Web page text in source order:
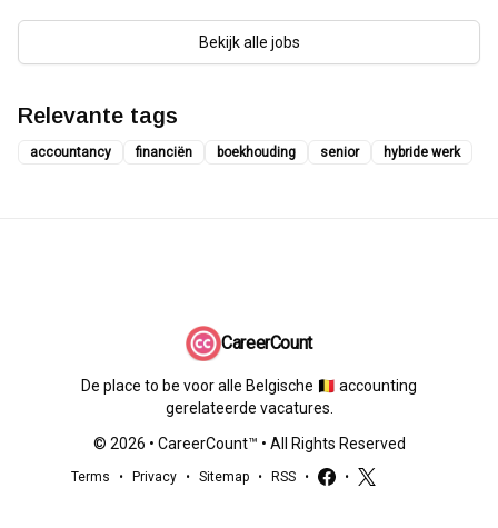
Bekijk alle jobs
Relevante tags
accountancy financiën boekhouding senior hybride werk
CareerCount
De place to be voor alle Belgische 🇧🇪 accounting
gerelateerde vacatures.
© 2026 • CareerCount™ • All Rights Reserved
Terms • Privacy • Sitemap • RSS • •